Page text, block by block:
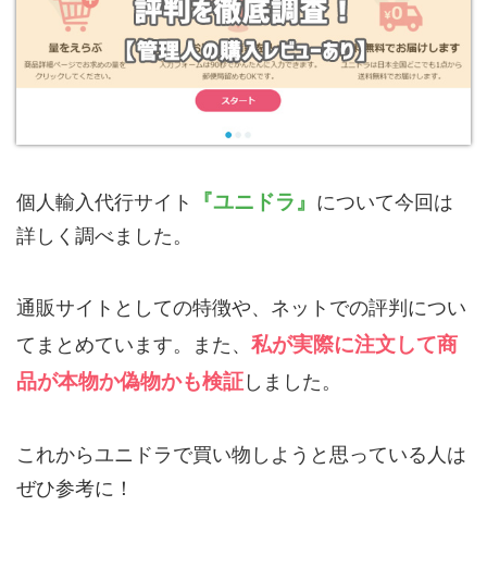
個人輸入代行サイト 『ユニドラ』 について今回は
詳しく調べました。
通販サイトとしての特徴や、ネットでの評判につい
てまとめています。また、 私が実際に注文して商
品が本物か偽物かも検証 しました。
これからユニドラで買い物しようと思っている人は
ぜひ参考に！